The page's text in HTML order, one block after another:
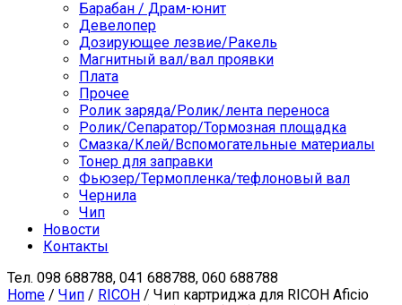
Барабан / Драм-юнит
Девелопер
Дозирующее лезвие/Ракель
Магнитный вал/вал проявки
Плата
Прочее
Ролик заряда/Ролик/лента переноса
Ролик/Сепаратор/Тормозная площадка
Смазка/Клей/Вспомогательные материалы
Тонер для заправки
Фьюзер/Термопленка/тефлоновый вал
Чернила
Чип
Новости
Контакты
Тел. 098 688788, 041 688788, 060 688788
Home / Чип / RICOH / Чип картриджа для RICOH Aficio